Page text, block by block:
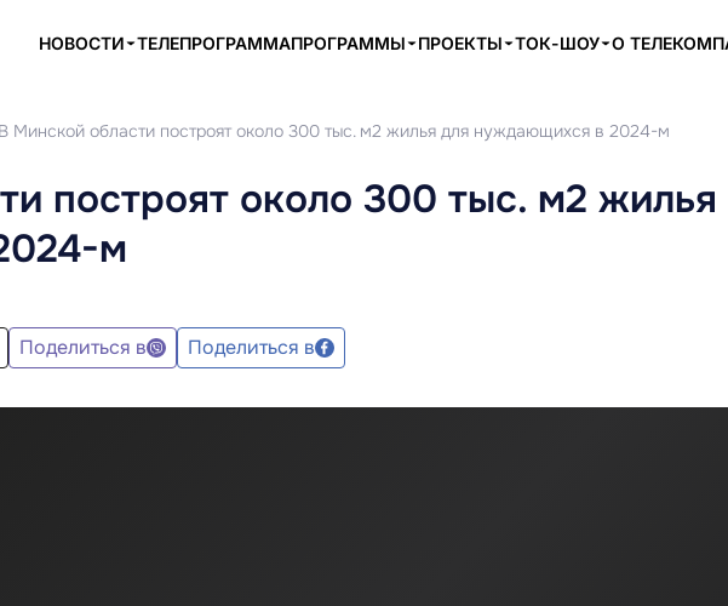
НОВОСТИ ТЕЛЕПРОГРАММАПРОГРАММЫ ПРОЕКТЫ ТОК-ШОУ О
В Минской области построят около 300 тыс. м2 жилья для нуждающихся в 2024-м
построят около 300 тыс. м2 жилья
м
Поделиться в Поделиться в